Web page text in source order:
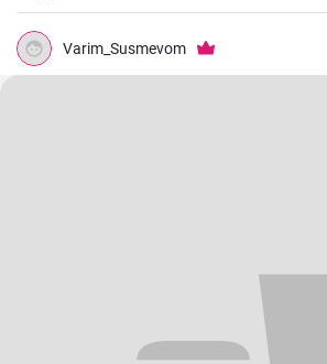
Varim_Susmevom